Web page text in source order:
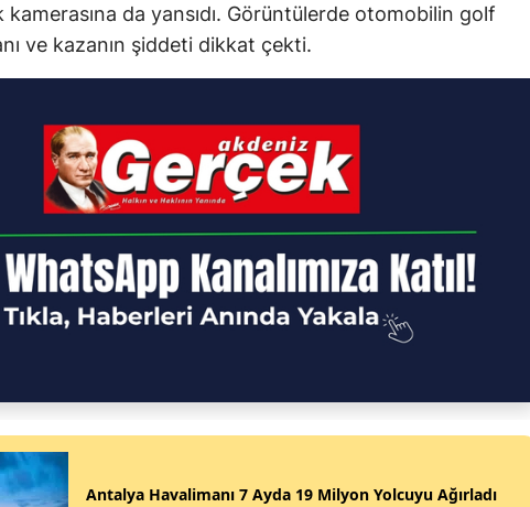
kamerasına da yansıdı. Görüntülerde otomobilin golf
ve kazanın şiddeti dikkat çekti.
Antalya Havalimanı 7 Ayda 19 Milyon Yolcuyu Ağırladı